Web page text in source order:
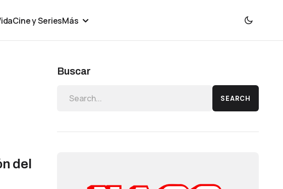
Cine y SeriesMás
del
Buscar
SEARCH